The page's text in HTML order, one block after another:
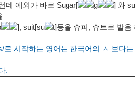
데 예외가 바로 Sugar[
g
] 와
], suit[su
t]등을 슈퍼, 슈트로 발음
로 시작하는 영어는 한국어의 ㅅ 보다
.